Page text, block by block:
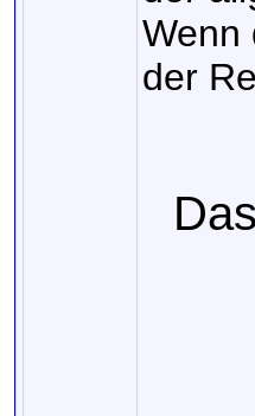
Wenn
der